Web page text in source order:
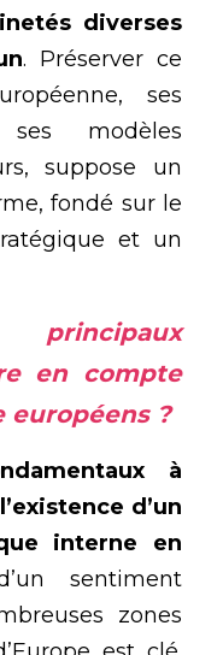
diverses
. Préserver ce
ses
ses modèles
suppose un
fondé sur le
et un
en compte
européens ?
à
interne en
sentiment
zones